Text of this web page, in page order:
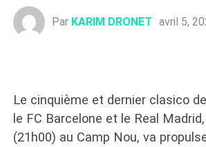
Par KARIM DRONET avril 5,
Le cinquième et dernier clasico
le FC Barcelone et le Real
(21h00) au Camp Nou, va